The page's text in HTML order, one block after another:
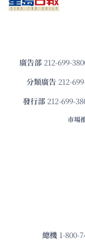
廣告部212-699-
分類廣告 212-
發⾏部 212-699-
市場
總機 1-800-